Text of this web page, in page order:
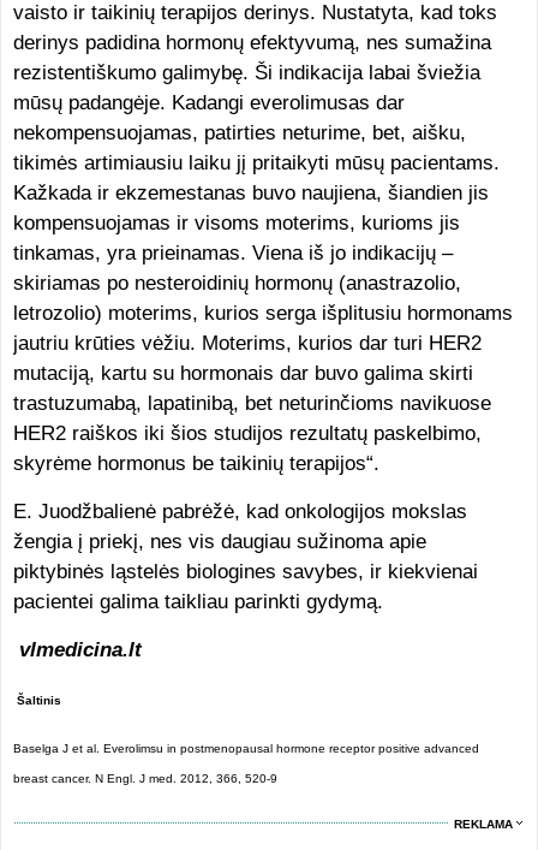
vaisto ir taikinių terapijos derinys. Nustatyta, kad toks
derinys padidina hormonų efektyvumą, nes sumažina
rezistentiškumo galimybę. Ši indikacija labai šviežia
mūsų padangėje. Kadangi everolimusas dar
nekompensuojamas, patirties neturime, bet, aišku,
tikimės artimiausiu laiku jį pritaikyti mūsų pacientams.
Kažkada ir ekzemestanas buvo naujiena, šiandien jis
kompensuojamas ir visoms moterims, kurioms jis
tinkamas, yra prieinamas. Viena iš jo indikacijų –
skiriamas po nesteroidinių hormonų (anastrazolio,
letrozolio) moterims, kurios serga išplitusiu hormonams
jautriu krūties vėžiu. Moterims, kurios dar turi HER2
mutaciją, kartu su hormonais dar buvo galima skirti
trastuzumabą, lapatinibą, bet neturinčioms navikuose
HER2 raiškos iki šios studijos rezultatų paskelbimo,
skyrėme hormonus be taikinių terapijos“.
E. Juodžbalienė pabrėžė, kad onkologijos mokslas
žengia į priekį, nes vis daugiau sužinoma apie
piktybinės ląstelės biologines savybes, ir kiekvienai
pacientei galima taikliau parinkti gydymą.
vlmedicina.lt
Šaltinis
Baselga J et al. Everolimsu in postmenopausal hormone receptor positive advanced
breast cancer. N Engl. J med. 2012, 366, 520-9
REKLAMA